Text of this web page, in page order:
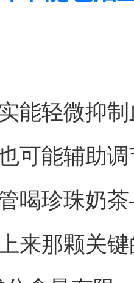
能轻微抑
可能辅助调
喝珍珠奶
来那颗关